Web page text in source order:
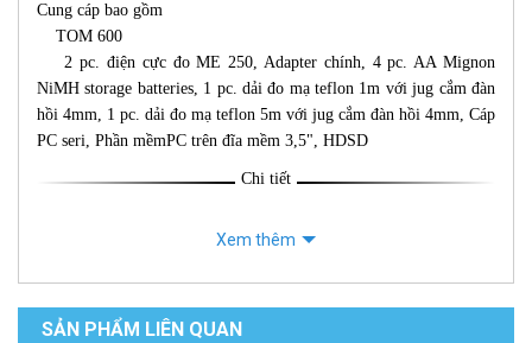
Cung cáp bao gồm
TOM 600
2 pc. điện cực đo ME 250, Adapter chính, 4 pc. AA Mignon
NiMH storage batteries, 1 pc. dải đo mạ teflon 1m với jug cắm đàn
hồi 4mm, 1 pc. dải đo mạ teflon 5m với jug cắm đàn hồi 4mm, Cáp
PC seri, Phần mềmPC trên đĩa mềm 3,5", HDSD
Chi tiết
Xem thêm
SẢN PHẨM LIÊN QUAN